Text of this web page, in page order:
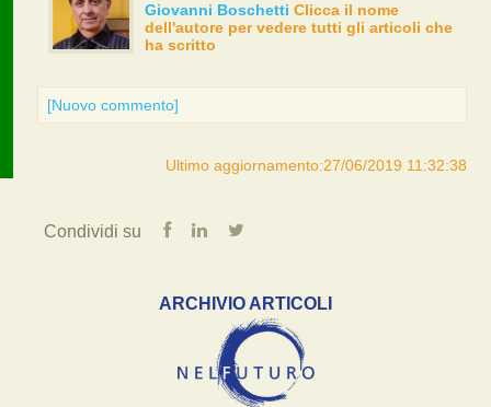
Giovanni Boschetti Clicca il nome
dell'autore per vedere tutti gli articoli che
ha scritto
[Nuovo commento]
Ultimo aggiornamento:27/06/2019 11:32:38
Condividi su
ARCHIVIO ARTICOLI